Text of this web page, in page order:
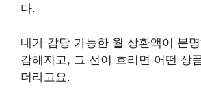
다.
내가 감당 가능한 월 상환액이 분
감해지고, 그 선이 흐리면 어떤 상
더라고요.